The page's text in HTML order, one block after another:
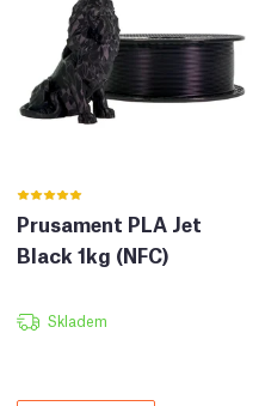
Prusament PLA Jet
Black 1kg (NFC)
Skladem